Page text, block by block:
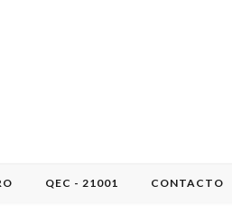
QEC - 21001 CONTACTO